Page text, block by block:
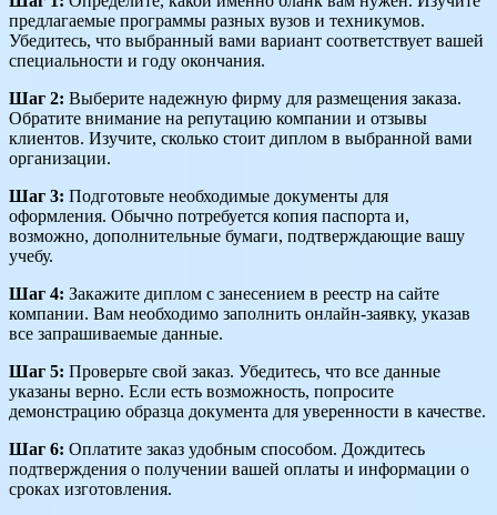
предлагаемые программы разных вузов и техникумов.
Убедитесь, что выбранный вами вариант соответствует вашей
специальности и году окончания.
Шаг 2: Выберите надежную фирму для размещения заказа.
Обратите внимание на репутацию компании и отзывы
клиентов. Изучите, сколько стоит диплом в выбранной вами
организации.
Шаг 3: Подготовьте необходимые документы для
оформления. Обычно потребуется копия паспорта и,
возможно, дополнительные бумаги, подтверждающие вашу
учебу.
Шаг 4: Закажите диплом с занесением в реестр на сайте
компании. Вам необходимо заполнить онлайн-заявку, указав
все запрашиваемые данные.
Шаг 5: Проверьте свой заказ. Убедитесь, что все данные
указаны верно. Если есть возможность, попросите
демонстрацию образца документа для уверенности в качестве.
Шаг 6: Оплатите заказ удобным способом. Дождитесь
подтверждения о получении вашей оплаты и информации о
сроках изготовления.